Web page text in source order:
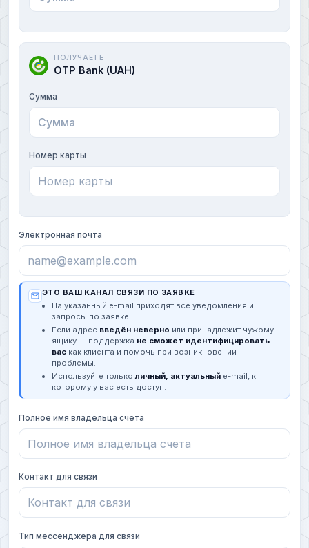
ПОЛУЧАЕТЕ
OTP Bank (UAH)
Сумма
Номер карты
Электронная почта
ЭТО ВАШ КАНАЛ СВЯЗИ ПО ЗАЯВКЕ
На указанный e-mail приходят все уведомления и
запросы по заявке.
Если адрес введён неверно или принадлежит чужому
ящику — поддержка не сможет идентифицировать
вас как клиента и помочь при возникновении
проблемы.
Используйте тольколичный, актуальный e-mail, к
которому у вас есть доступ.
Полное имя владельца счета
Контакт для связи
Тип мессенджера для связи